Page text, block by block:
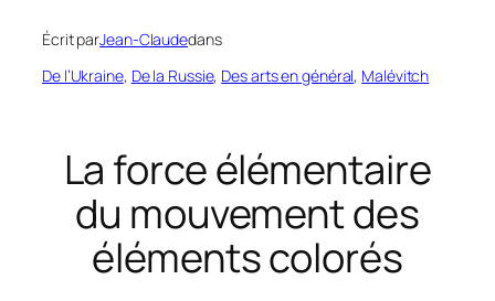
Écrit parJean-Claudedans
De l’Ukraine, De la Russie, Des arts en général, Malévitch
La force élémentaire
du mouvement des
éléments colorés